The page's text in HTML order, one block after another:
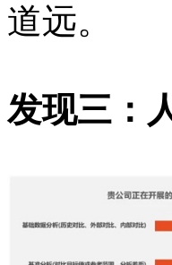
道远。
发现三：